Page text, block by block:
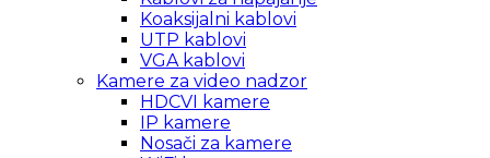
Koaksijalni kablovi
UTP kablovi
VGA kablovi
Kamere za video nadzor
HDCVI kamere
IP kamere
Nosači za kamere